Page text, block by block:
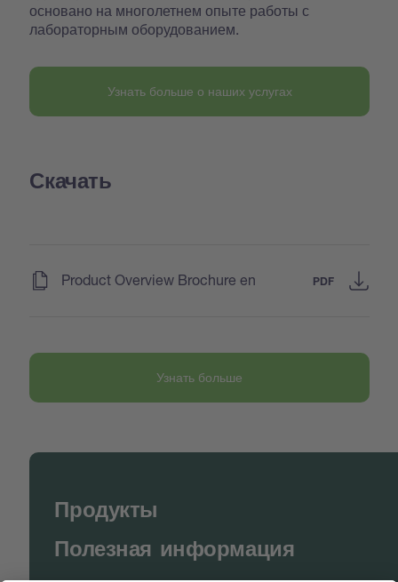
основано на многолетнем опыте работы с
лабораторным оборудованием.
Узнать больше о наших услугах
Скачать
Product Overview Brochure en PDF
Узнать больше
Продукты
Полезная информация